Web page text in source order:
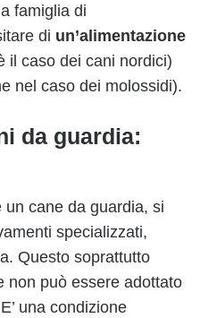
famiglia di
di un’alimentazione
il caso dei cani nordici)
nel caso dei molossidi).
da guardia:
un cane da guardia, si
specializzati,
Questo soprattutto
non può essere adottato
E’ una condizione